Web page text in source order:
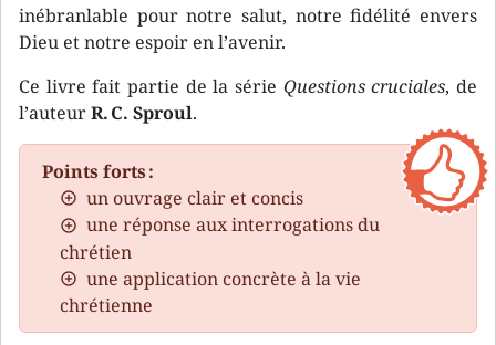
inébranlable pour notre salut, notre fidélité envers
Dieu et notre espoir en l’avenir.
Ce livre fait partie de la série Questions cruciales, de
l’auteurR. C. Sproul.
Points forts :
un ouvrage clair et concis
une réponse aux interrogations du
chrétien
une application concrète à la vie
chrétienne